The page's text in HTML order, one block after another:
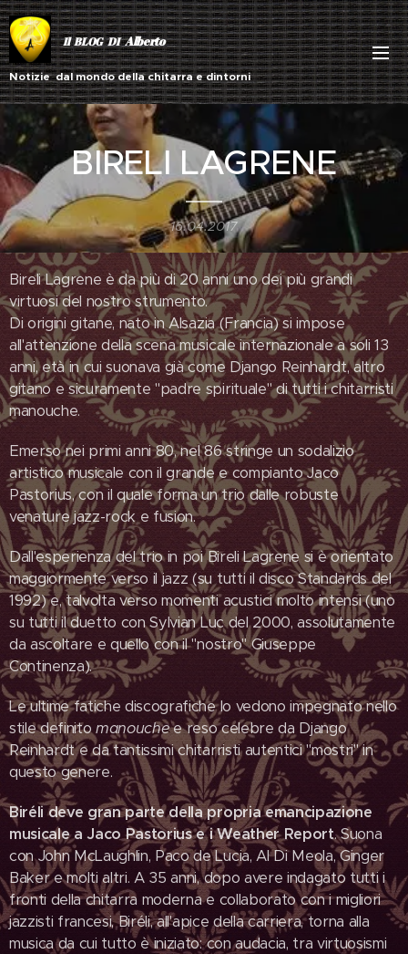
Il BLOG DIAlberto
Notizie dal mondo della chitarra e dintorni
BIRELI LAGRENE
16.04.2017
Bireli Lagrene è da più di 20 anni uno dei più grandi
virtuosi del nostro strumento.
Di origini gitane, nato in Alsazia (Francia) si impose
all'attenzione della scena musicale internazionale a soli 13
anni, età in cui suonava già come Django Reinhardt, altro
gitano e sicuramente "padre spirituale" di tutti i chitarristi
manouche.
Emerso nei primi anni 80, nel 86 stringe un sodalizio
artistico musicale con il grande e compianto Jaco
Pastorius, con il quale forma un trio dalle robuste
venature jazz-rock e fusion.
Dall'esperienza del trio in poi Bireli Lagrene si è orientato
maggiormente verso il jazz (su tutti il disco Standards del
1992) e, talvolta verso momenti acustici molto intensi (uno
su tutti il duetto con Sylvian Luc del 2000, assolutamente
da ascoltare e quello con il "nostro" Giuseppe
Continenza).
Le ultime fatiche discografiche lo vedono impegnato nello
stile definitomanouchee reso celebre da Django
Reinhardt e da tantissimi chitarristi autentici "mostri" in
questo genere.
Biréli deve gran parte della propria emancipazione
musicale a Jaco Pastorius e i Weather Report. Suona
con John McLaughlin, Paco de Lucia, Al Di Meola, Ginger
Baker e molti altri. A 35 anni, dopo avere indagato tutti i
fronti della chitarra moderna e collaborato con i migliori
jazzisti francesi, Biréli, all'apice della carriera, torna alla
musica da cui tutto è iniziato: con audacia, tra virtuosismi